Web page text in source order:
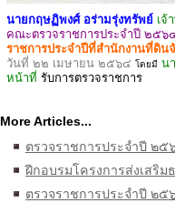
นายกฤษฏิพงศ์ อร่ามรุ่งทรัพย์ เจ้
คณะตรวจราชการประจำปี ๒๕
ราชการประจำปีที่สำนักงานที่ดิ
วันที่ ๒๒ เมษายน ๒๕๖๔ โดยมี น
หน้าที่ รับการตรวจราชการ
More Articles...
ตรวจราชการประจำปี ๒
ฝีกอบรมโครงการส่งเสริ
ตรวจราชการประจำปี ๒